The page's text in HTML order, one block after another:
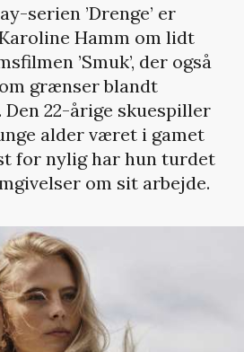
serien ’Drenge’ er
Hamm om lidt
’Smuk’, der også
grænser blandt
Den 22-årige skuespiller
alder været i gamet
for nylig har hun turdet
om sit arbejde.